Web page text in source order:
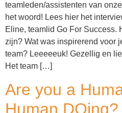
teamleden/assistenten van
het woord! Lees hier het
Eline, teamlid Go For Success.
zijn? Wat was inspirerend voor
team? Leeeeeuk! Gezellig en
Het team […]
Are you a
Human DOing?